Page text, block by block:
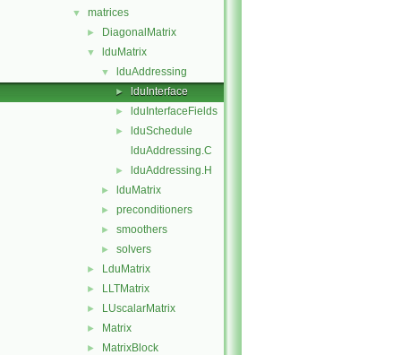
▼ matrices
► DiagonalMatrix
▼ lduMatrix
▼ lduAddressing
► lduInterface
► lduInterfaceFields
►
lduSchedule
lduAddressing.C
► lduAddressing.H
► lduMatrix
► preconditioners
► smoothers
► solvers
► LduMatrix
► LLTMatrix
► LUscalarMatrix
► Matrix
► MatrixBlock